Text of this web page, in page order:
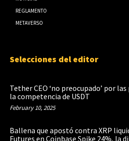
REGLAMENTO
METAVERSO
Selecciones del editor
Tether CEO ‘no preocupado’ por
la competencia de USDT
February 10, 2025
Ballena que apostó contra XRP
Futures en Coinbase Spike 24%, la